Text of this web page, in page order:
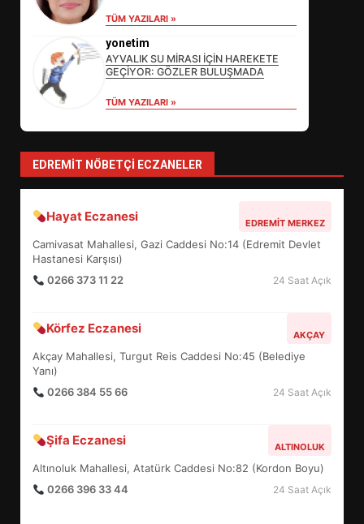
TÜM YAZILARI »
yonetim
AYVALIK SU MİRASI İÇİN HAREKETE
GEÇİYOR: GÖZLER BULUŞMADA
TÜM YAZILARI »
EDREMIT NÖBETÇI ECZANELER
Hayat Eczanesi EDREMIT MERKEZ
Camivasat Mahallesi, Gazi Caddesi No:14 (Edremit Devlet
Hastanesi Karşısı)
0266 373 11 22
24 Saat Açık
Körfez Eczanesi AKÇAY
Akçay Mahallesi, Turgut Reis Caddesi No:45 (Belediye
Yanı)
0266 384 55 66
24 Saat Açık
Şifa Eczanesi ALTINOLUK
Altınoluk Mahallesi, Atatürk Caddesi No:82 (Kordon Boyu)
0266 396 33 44
24 Saat Açık
EDREMİT’İN GURURU TÜRKİYE
FİNALİNDE NE BAŞARDI?
BALIKESİR MÜZELERİNDE SÜRE
UZATILDI: NE DEĞİŞTİ?
BURHANİYE SATRANÇ
TURNUVASI KAYITLARI NEYİ
BURHANİYE BELEDİYESPOR’DA
ŞEKİLLENDİ?
AYVALIK SU MİRASI İÇİN
HAREKETE GEÇİYOR: GÖZLER
BULUŞMADA